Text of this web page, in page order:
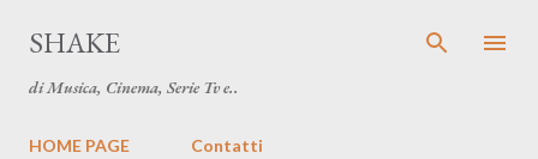
Passa ai contenuti principali
SHAKE
di Musica, Cinema, Serie Tv e..
HOME PAGE Contatti